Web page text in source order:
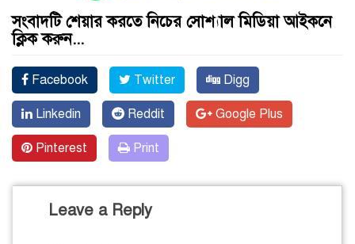
সংবাদটি শেয়ার করতে নিচের সোশ্যাল মিডিয়া আইকনে
ক্লিক করুন...
Facebook Twitter Digg
Linkedin Reddit Google Plus
Pinterest Print
Leave a Reply